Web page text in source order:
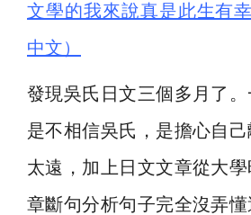
文學的我來說真是此生有幸
中文）
發現吳氏日文三個多月了
是不相信吳氏，是擔心自
太遠，加上日文文章從大
章斷句分析句子完全沒弄